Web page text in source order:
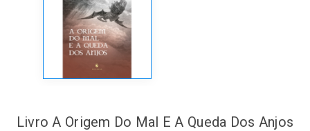
Livro A Origem Do Mal E A Queda Dos Anjos